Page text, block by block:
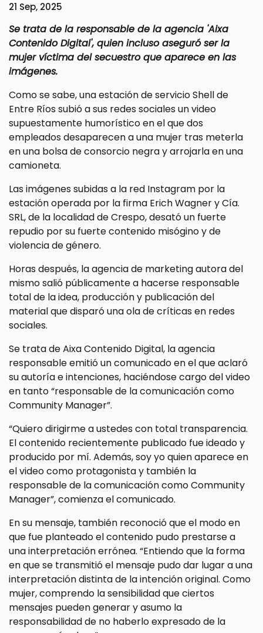
21 Sep, 2025
Se trata de la responsable de la agencia 'Aixa
Contenido Digital', quien incluso aseguró ser la
mujer víctima del secuestro que aparece en las
imágenes.
Como se sabe, una estación de servicio Shell de
Entre Ríos subió a sus redes sociales un video
supuestamente humorístico en el que dos
empleados desaparecen a una mujer tras meterla
en una bolsa de consorcio negra y arrojarla en una
camioneta.
Las imágenes subidas a la red Instagram por la
estación operada por la firma Erich Wagner y Cía.
SRL, de la localidad de Crespo, desató un fuerte
repudio por su fuerte contenido misógino y de
violencia de género.
Horas después, la agencia de marketing autora del
mismo salió públicamente a hacerse responsable
total de la idea, producción y publicación del
material que disparó una ola de críticas en redes
sociales.
Se trata de Aixa Contenido Digital, la agencia
responsable emitió un comunicado en el que aclaró
su autoría e intenciones, haciéndose cargo del video
en tanto “responsable de la comunicación como
Community Manager”.
“Quiero dirigirme a ustedes con total transparencia.
El contenido recientemente publicado fue ideado y
producido por mí. Además, soy yo quien aparece en
el video como protagonista y también la
responsable de la comunicación como Community
Manager”, comienza el comunicado.
En su mensaje, también reconoció que el modo en
que fue planteado el contenido pudo prestarse a
una interpretación errónea. “Entiendo que la forma
en que se transmitió el mensaje pudo dar lugar a una
interpretación distinta de la intención original. Como
mujer, comprendo la sensibilidad que ciertos
mensajes pueden generar y asumo la
responsabilidad de no haberlo expresado de la